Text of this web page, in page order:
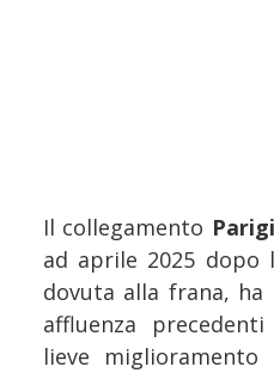
Il collegamento
ad aprile 2025 dopo
dovuta alla frana,
affluenza
lieve